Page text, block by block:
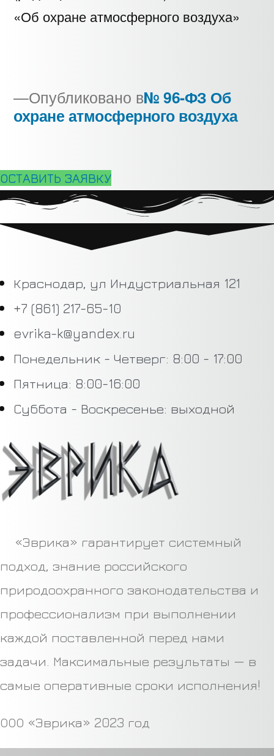
«Об охране атмосферного воздуха»
Навигация
записям
Опубликовано в№ 96-ФЗ Об
охране атмосферного воздуха
ОСТАВИТЬ ЗАЯВКУ
Краснодар, ул Индустриальная 121
+7 (861) 217-65-10
evrika-k@yandex.ru
Понедельник - Четверг: 8:00 - 17:00
Пятница: 8:00-16:00
Суббота - Воскресенье: выходной
«Эврика» гарантирует системный
подход, знание российского
природоохранного законодательства и
профессионализм при выполнении
каждой поставленной перед нами
задачи. Максимальные результаты — в
самые оперативные сроки исполнения!
ООО «Эврика» 2023 год